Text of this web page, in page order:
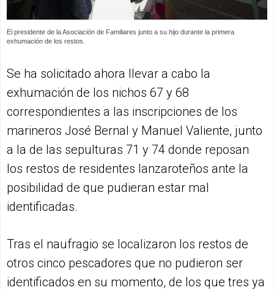
El presidente de la Asociación de Familiares junto a su hijo durante la primera
exhumación de los restos.
Se ha solicitado ahora llevar a cabo la
exhumación de los nichos 67 y 68
correspondientes a las inscripciones de los
marineros José Bernal y Manuel Valiente, junto
a la de las sepulturas 71 y 74 donde reposan
los restos de residentes lanzaroteños ante la
posibilidad de que pudieran estar mal
identificadas.
Tras el naufragio se localizaron los restos de
otros cinco pescadores que no pudieron ser
identificados en su momento, de los que tres ya